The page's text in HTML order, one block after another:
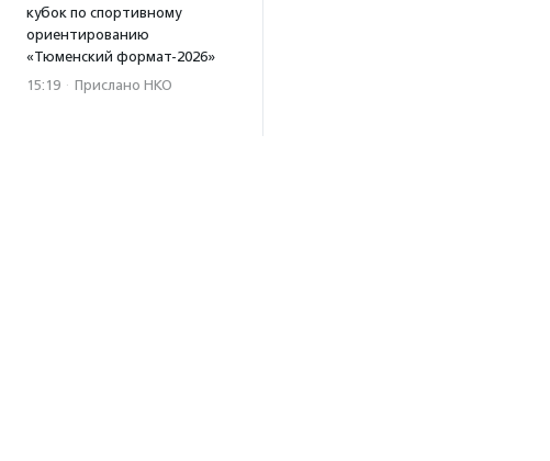
кубок по спортивному
ориентированию
«Тюменский формат-2026»
15:19 · Прислано НКО